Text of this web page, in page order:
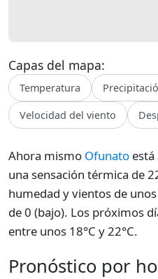
Capas del mapa:
Temperatura
Velocidad del viento
Ahora mismo Ofunato está
una sensación térmica de
humedad y vientos de
de 0 (bajo). Los próximos
entre unos 18°C y 22°C.
Pronóstico por